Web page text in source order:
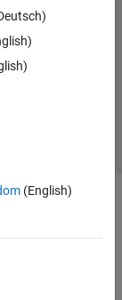
(English)
las aplicaciones